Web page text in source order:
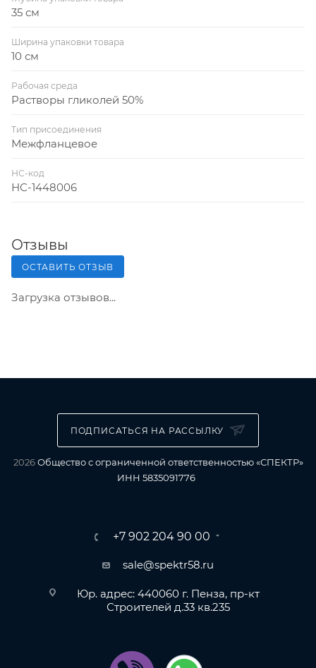
35 см
Ширина упаковки товара
10 см
Рабочая среда
Растворы гликолей 50%
Тип присоединения
Межфланцевое
НС-код
НС-1448006
Отзывы
ОСТАВИТЬ ОТЗЫВ
Загрузка отзывов...
ПОДПИСАТЬСЯ НА РАССЫЛКУ
2026Общество с ограниченной ответственностью «СПЕКТР»
ИНН 5835091776
+7 902 204 90 00
sale@spektr58.ru
Юр. адрес: 440060 г. Пенза, пр-кт
Строителей д.33 кв.235